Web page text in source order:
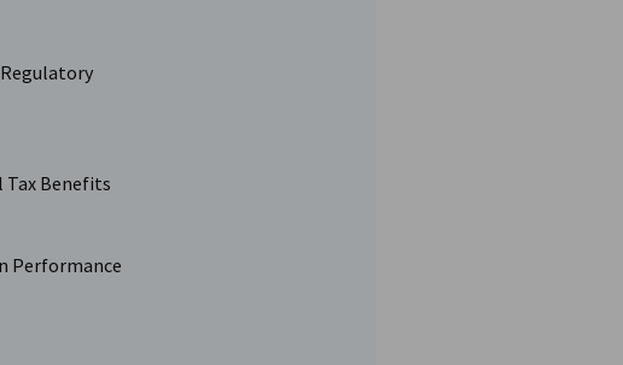
Tax Benefits
Performance